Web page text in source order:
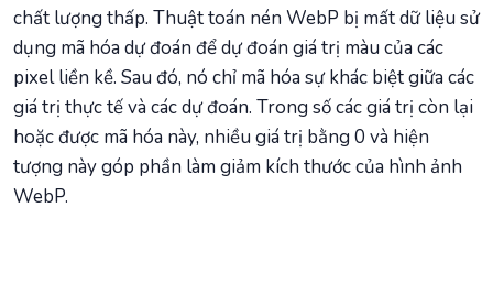
chất lượng thấp. Thuật toán nén WebP bị mất dữ liệu sử
dụng mã hóa dự đoán để dự đoán giá trị màu của các
pixel liền kề. Sau đó, nó chỉ mã hóa sự khác biệt giữa các
giá trị thực tế và các dự đoán. Trong số các giá trị còn lại
hoặc được mã hóa này, nhiều giá trị bằng 0 và hiện
tượng này góp phần làm giảm kích thước của hình ảnh
WebP.